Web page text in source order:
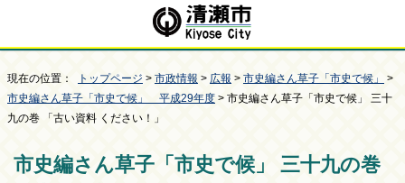
現在の位置： トップページ > 市政情報 > 広報 > 市史編さん草子「市史で候」
>
市史編さん草子「市史で候」 平成29年度 > 市史編さん草子「市史で候」 三十
九の巻 「古い資料 ください！」
市史編さん草子「市史で候」 三十九の巻